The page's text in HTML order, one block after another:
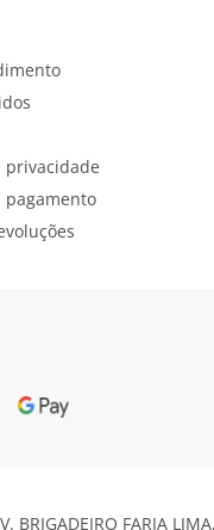
privacidade
pagamento
FARIA